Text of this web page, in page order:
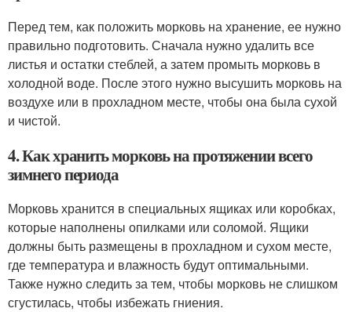
Перед тем, как положить морковь на хранение, ее нужно
правильно подготовить. Сначала нужно удалить все
листья и остатки стеблей, а затем промыть морковь в
холодной воде. После этого нужно высушить морковь на
воздухе или в прохладном месте, чтобы она была сухой
и чистой.
4. Как хранить морковь на протяжении всего
зимнего периода
Морковь хранится в специальных ящиках или коробках,
которые наполнены опилками или соломой. Ящики
должны быть размещены в прохладном и сухом месте,
где температура и влажность будут оптимальными.
Также нужно следить за тем, чтобы морковь не слишком
сгустилась, чтобы избежать гниения.